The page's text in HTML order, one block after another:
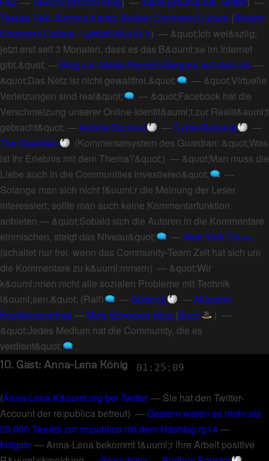
Tessas Talk: Burnout &amp; Broken Comment Culture (Broken
Comment Culture - Let&#039;s fix it) — &quot;Ich wei&szlig;
jetzt erst seit 3 Monaten, dass es das B&ouml;se im Internet
gibt.&quot; — Blog von Meike Rensch-Bergner auf stern.de—
&quot;Das Netz ist nicht gewaltfrei.&quot;
— &quot;Virtuelle
Verletzungen sind real&quot;
— &quot;Facebook hat die
Verschmelzung unserer Online-Identit&auml;t zur Realit&auml;t
gebracht&quot; —Activist Burnout —Cyber-Bullying
—
The Guardian
(Kommentarsystem des Guardian: &quot;Was
ist Ihr Erlebnis mit dem Thema?&quot;) — &quot;Man muss die
Liebe auch in die Communities investieren&quot;
—
Solange man sich nicht f&uuml;r die Meinung der Leser
interessiert, sollte man auch keine Kommentarfunktion
anbieten — &quot;Sobald sich die Autoren in die Kommentare
einmischen, steigt das Niveau&quot;
— New York Times
(schaltet nur frei, wenn das Community-Team Zeit hat sich um
die Kommentare zu k&uuml;mmern) — &quot;Wir
k&ouml;nnen nicht alle sozialen Probleme mit Technik
l&ouml;sen.&quot; (Ralf)
—Stalking —Aktueller
Koalitionsvertrag — Mary Scherpes Blog (Buch
) —
&quot;Jedes Medium hat die Community, die es
verdient&quot;
.
10. Gast: Anna-Lena König 01:25:09
(Anna-Lena K&ouml;nig bei Twitter— Sie hat den Twitter-
Account der re:publica betreut) —Gestern waren es mehr als
33.000 Tweets zur re:publica mit dem Hashtag rp14—
hofgate—Anna-Lena bekommt f&uuml;r ihre Arbeit positive